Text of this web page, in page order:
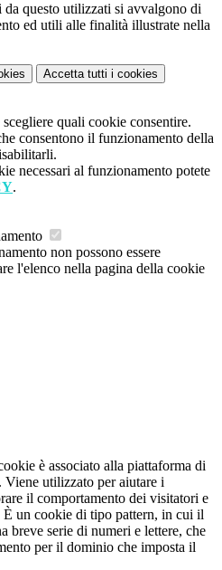
questo utilizzati si avvalgono di
ed utili alle finalità illustrate nella
Accetta tutti i cookies
quali cookie consentire.
consentono il funzionamento della
necessari al funzionamento potete
.
non possono essere
l'elenco nella pagina della cookie
è associato alla piattaforma di
utilizzato per aiutare i
il comportamento dei visitatori e
È un cookie di tipo pattern, in cui il
breve serie di numeri e lettere, che
per il dominio che imposta il